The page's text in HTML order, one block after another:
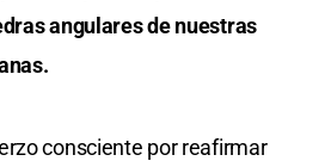
angulares de nuestras
consciente por reafirmar